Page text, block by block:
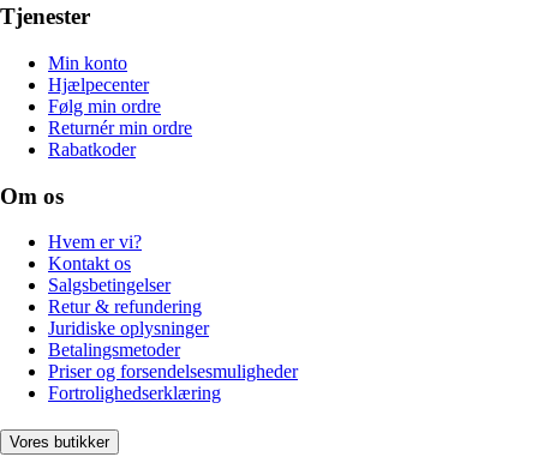
Tjenester
Min konto
Hjælpecenter
Følg min ordre
Returnér min ordre
Rabatkoder
Om os
Hvem er vi?
Kontakt os
Salgsbetingelser
Retur & refundering
Juridiske oplysninger
Betalingsmetoder
Priser og forsendelsesmuligheder
Fortrolighedserklæring
Vores butikker